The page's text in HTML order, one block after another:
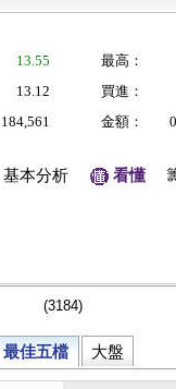
13.55
最高：
13.12
買進：
184,561 金額：
基本分析 看懂